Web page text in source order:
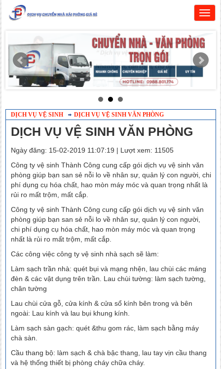
DỊCH VỤ VỆ SINH DỊCH VỤ VỆ SINH VĂN PHÒNG
DỊCH VỤ VỆ SINH VĂN PHÒNG
Ngày đăng: 15-02-2019 11:07:19 | Lượt xem: 11505
Công ty vệ sinh Thành Công cung cấp gói dịch vụ vệ sinh văn
phòng giúp bạn san sẻ nỗi lo về nhân sự, quản lý con người, chi
phí dụng cụ hóa chất, hao mòn máy móc và quan trọng nhất là
rủi ro mất trộm, mất cắp.
Công ty vệ sinh Thành Công cung cấp gói dịch vụ vệ sinh văn
phòng giúp bạn san sẻ nỗi lo về nhân sự, quản lý con người,
chi phí dụng cụ hóa chất, hao mòn máy móc và quan trọng
nhất là rủi ro mất trộm, mất cắp.
Các công việc công ty vệ sinh nhà sạch sẽ làm:
Làm sạch trần nhà: quét bụi và mạng nhện, lau chùi các máng
đèn & các vật dụng trên trần. Lau chùi tường: làm sạch tường,
chân tường
Lau chùi cửa gỗ, cửa kính & cửa sổ kính bên trong và bên
ngoài: Lau kính và lau bụi khung kính.
Làm sạch sàn gạch: quét &thu gom rác, làm sạch bằng máy
chà sàn.
Cầu thang bộ: làm sạch & chà bậc thang, lau tay vịn cầu thang
và hệ thống thiết bị phòng cháy chữa cháy.